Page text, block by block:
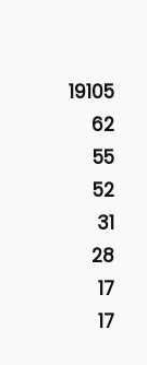
19105
62
55
52
31
28
17
17